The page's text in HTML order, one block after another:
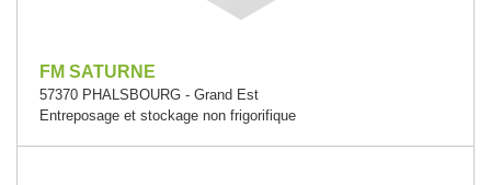
FM SATURNE
57370 PHALSBOURG - Grand Est
Entreposage et stockage non frigorifique